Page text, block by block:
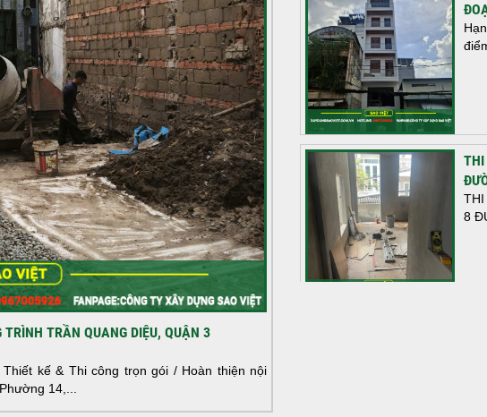
TRẦN QUANG DIỆU, QUẬN 3
kế & Thi công trọn gói / Hoàn thiện nội
14,...
THI
8